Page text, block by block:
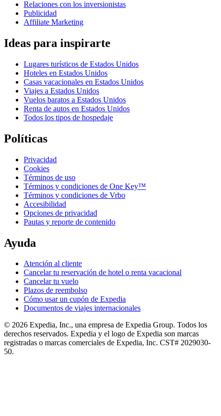
Relaciones con los inversionistas
Publicidad
Affiliate Marketing
Ideas para inspirarte
Lugares turísticos de Estados Unidos
Hoteles en Estados Unidos
Casas vacacionales en Estados Unidos
Viajes a Estados Unidos
Vuelos baratos a Estados Unidos
Renta de autos en Estados Unidos
Todos los tipos de hospedaje
Políticas
Privacidad
Cookies
Términos de uso
Términos y condiciones de One Key™
Términos y condiciones de Vrbo
Accesibilidad
Opciones de privacidad
Pautas y reporte de contenido
Ayuda
Atención al cliente
Cancelar tu reservación de hotel o renta vacacional
Cancelar tu vuelo
Plazos de reembolso
Cómo usar un cupón de Expedia
Documentos de viajes internacionales
© 2026 Expedia, Inc., una empresa de Expedia Group. Todos los
derechos reservados. Expedia y el logo de Expedia son marcas
registradas o marcas comerciales de Expedia, Inc. CST# 2029030-
50.